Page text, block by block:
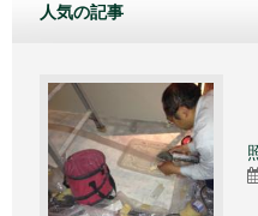
人気の記事